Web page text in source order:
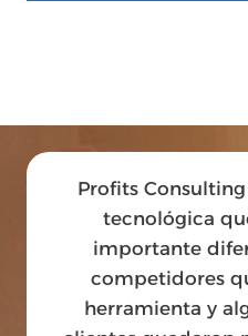
Profits
tecnológica
importante
competidores
herramienta y